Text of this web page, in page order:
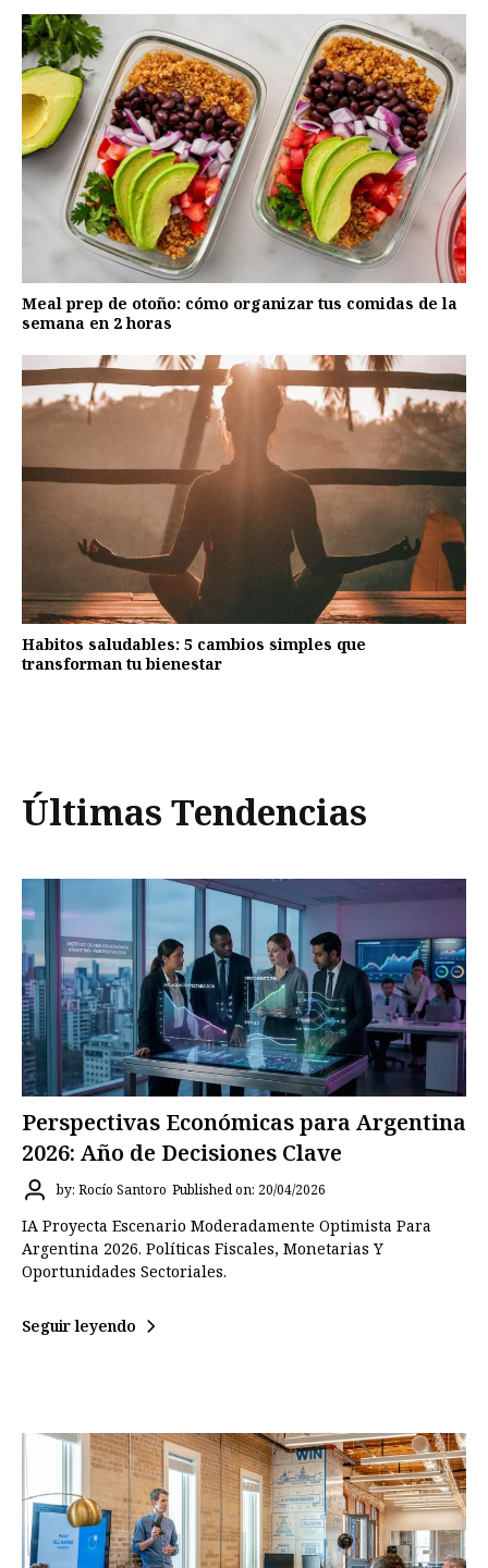
Meal prep de otoño: cómo organizar tus comidas de la
semana en 2 horas
Habitos saludables: 5 cambios simples que
transforman tu bienestar
Últimas Tendencias
Perspectivas Económicas para Argentina
2026: Año de Decisiones Clave
by: Rocío Santoro Published on: 20/04/2026
IA Proyecta Escenario Moderadamente Optimista Para
Argentina 2026. Políticas Fiscales, Monetarias Y
Oportunidades Sectoriales.
Seguir leyendo